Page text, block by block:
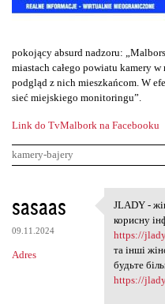
pokojący absurd nadzoru:
miastach całego powiatu kamery
podgląd z nich mieszkańcom. W
sieć miejskiego monitoringu”.
Link do TvMalbork na Facebooku
kamery-bajery
K
o
m
e
sasaas
09.11.2024
Adres
JLADY -
JLADY -
корисну
https://
та інші
будьте
https://